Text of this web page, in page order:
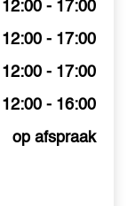
12:00 - 17:00
12:00 - 17:00
12:00 - 17:00
12:00 - 16:00
op afspraak